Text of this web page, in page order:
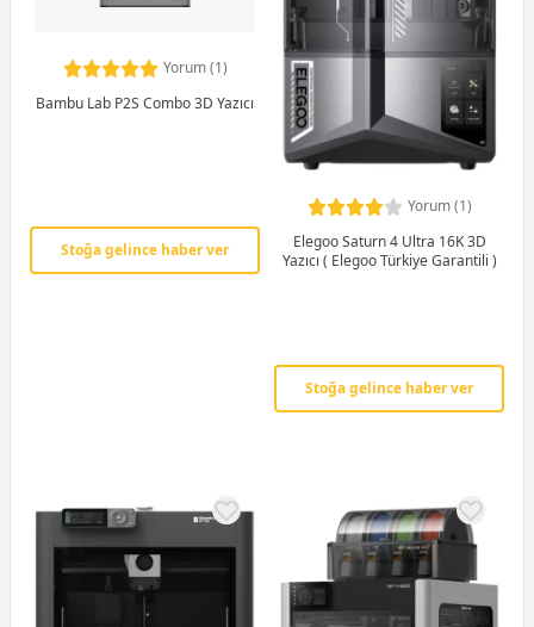
Yorum (1)
Bambu Lab P2S Combo 3D Yazıcı
Stoğa gelince haber ver
Yorum (1)
Elegoo Saturn 4 Ultra 16K 3D
Yazıcı ( Elegoo Türkiye Garantili )
Stoğa gelince haber ver